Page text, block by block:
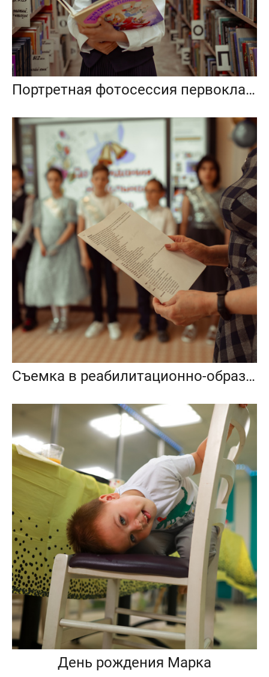
Портретная фотосессия первоклашек в библиотеке
Съемка в реабилитационно-образовательном центре 4-й класс
День рождения Марка